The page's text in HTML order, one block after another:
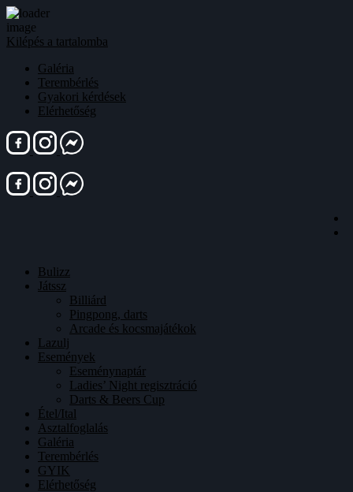
Kilépés a tartalomba
Galéria
Terembérlés
Gyakori kérdések
Elérhetőség
Bulizz
Játssz
Billiárd
Pingpong, darts
Arcade és kocsmajátékok
Lazulj
Események
Eseménynaptár
Ladies’ Night regisztráció
Darts & Beers Cup
Étel/Ital
Asztalfoglalás
Galéria
Terembérlés
GYIK
Elérhetőség